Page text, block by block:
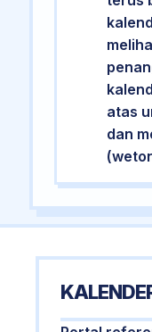
atas
dan